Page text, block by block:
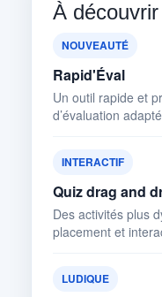
À
NOUVEAUTÉ
Rapid'Éval
Un outil rapide et
d’évaluation
INTERACTIF
Quiz drag and
Des activités plus
placement et
LUDIQUE